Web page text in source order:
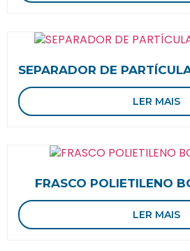
SEPARADOR DE
LER MAIS
FRASCO POLIETILENO
LER MAIS